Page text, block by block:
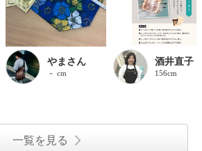
やまさん
－ cm
酒井直子
156cm
一覧を見る